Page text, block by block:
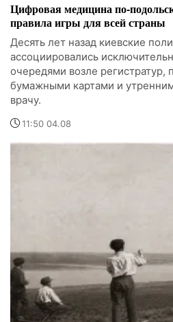
Цифровая медицина по-
правила игры для всей страны
Десять лет назад киевские
ассоциировались
очередями возле регистратур,
бумажными картами и
врачу.
11:50 04.08